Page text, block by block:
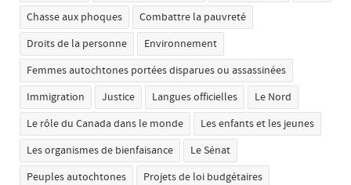
Chasse aux phoques
Combattre la pauvreté
Droits de la personne
Environnement
Femmes autochtones portées disparues ou assassinées
Immigration
Justice Langues officielles
Le Nord
Le rôle du Canada dans le monde
Les enfants et les jeunes
Les organismes de bienfaisance
Le Sénat
Peuples autochtones
Projets de loi budgétaires